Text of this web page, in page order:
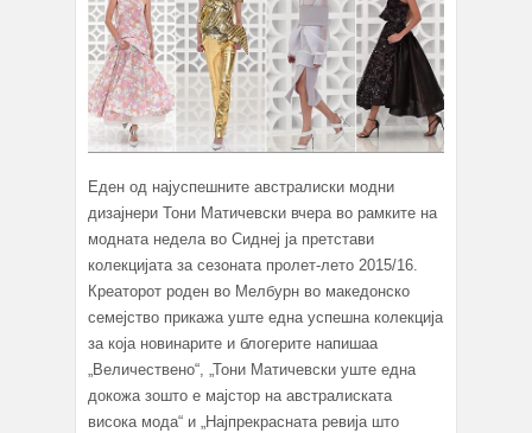
Еден од најуспешните австралиски модни
дизајнери Тони Матичевски вчера во рамките на
модната недела во Сиднеј ја претстави
колекцијата за сезоната пролет-лето 2015/16.
Креаторот роден во Мелбурн во македонско
семејство прикажа уште една успешна колекција
за која новинарите и блогерите напишаа
„Величествено“, „Тони Матичевски уште една
докожа зошто е мајстор на австралиската
висока мода“ и „Најпрекрасната ревија што